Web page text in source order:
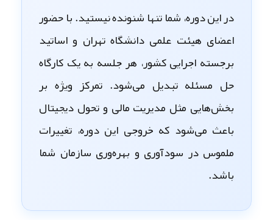
در این دوره، شما تنها شنونده نیستید. با حضور
اعضای هیئت علمی دانشگاه تهرانو اساتید
برجسته اجرایی کشور، هر جلسه به یک کارگاه
حل مسئله تبدیل می‌شود. تمرکز ویژه بر
بخش‌هایی مثلمدیریت مالیوتحول دیجیتال
باعث می‌شود که خروجی این دوره، تغییرات
ملموس در سودآوری و بهره‌وری سازمان شما
باشد.